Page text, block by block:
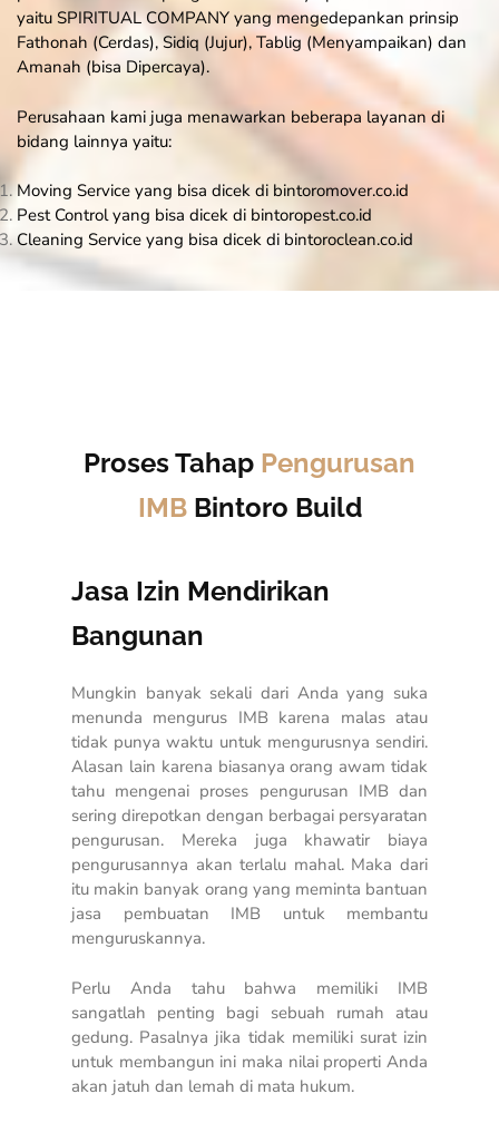
yaitu SPIRITUAL COMPANY yang mengedepankan prinsip
Fathonah (Cerdas), Sidiq (Jujur), Tablig (Menyampaikan) dan
Amanah (bisa Dipercaya).
Perusahaan kami juga menawarkan beberapa layanan di
bidang lainnya yaitu:
Moving Service yang bisa dicek di bintoromover.co.id
Pest Control yang bisa dicek di bintoropest.co.id
Cleaning Service yang bisa dicek di bintoroclean.co.id
Proses Tahap Pengurusan
IMBBintoro Build
Jasa Izin Mendirikan
Bangunan
Mungkin banyak sekali dari Anda yang suka
menunda mengurus IMB karena malas atau
tidak punya waktu untuk mengurusnya sendiri.
Alasan lain karena biasanya orang awam tidak
tahu mengenai proses pengurusan IMB dan
sering direpotkan dengan berbagai persyaratan
pengurusan. Mereka juga khawatir biaya
pengurusannya akan terlalu mahal. Maka dari
itu makin banyak orang yang meminta bantuan
jasa pembuatan IMB untuk membantu
menguruskannya.
Perlu Anda tahu bahwa memiliki IMB
sangatlah penting bagi sebuah rumah atau
gedung. Pasalnya jika tidak memiliki surat izin
untuk membangun ini maka nilai properti Anda
akan jatuh dan lemah di mata hukum.